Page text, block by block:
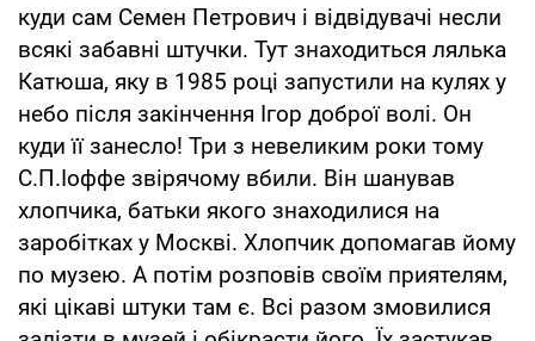
куди сам Семен Петрович і відвідувачі несли
всякі забавні штучки. Тут знаходиться лялька
Катюша, яку в 1985 році запустили на кулях у
небо після закінчення Ігор доброї волі. Он
куди її занесло! Три з невеликим роки тому
С.П.Іоффе звірячому вбили. Він шанував
хлопчика, батьки якого знаходилися на
заробітках у Москві. Хлопчик допомагав йому
по музею. А потім розповів своїм приятелям,
які цікаві штуки там є. Всі разом змовилися